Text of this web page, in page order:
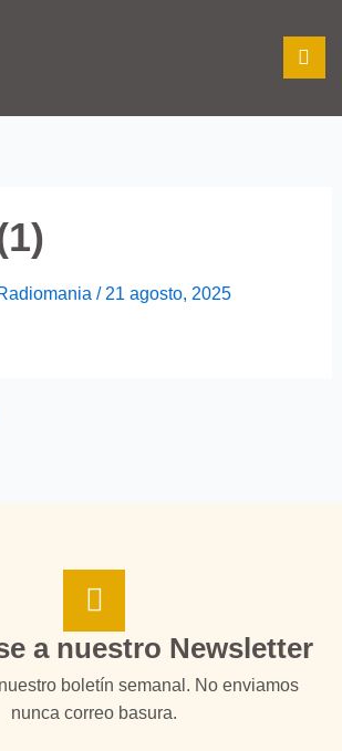
/ 21 agosto, 2025
a nuestro Newsletter
boletín semanal. No enviamos
nunca correo basura.